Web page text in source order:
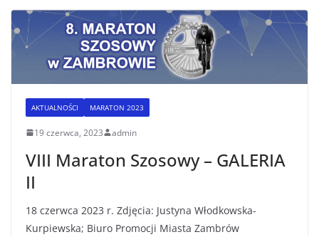
AKTUALNOŚCI MARATON 2023
19 czerwca, 2023 admin
VIII Maraton Szosowy – GALERIA
II
18 czerwca 2023 r. Zdjęcia: Justyna Włodkowska-
Kurpiewska; Biuro Promocji Miasta Zambrów